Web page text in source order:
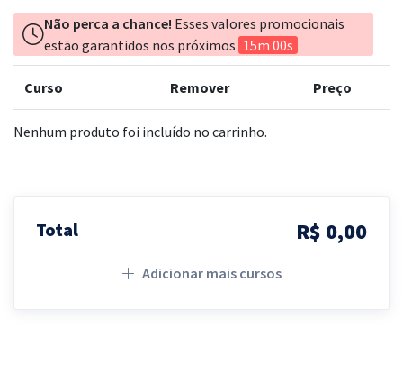
Não perca a chance! Esses valores promocionais
estão garantidos nos próximos 15m 00s
Curso Remover Preço
Nenhum produto foi incluído no carrinho.
Total R$ 0,00
Adicionar mais cursos